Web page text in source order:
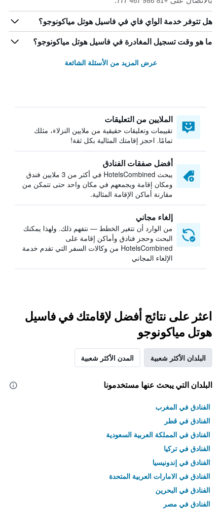
هل تتوفر خدمة الواي فاي في فاسيل هوتل مياكونوجو؟
ما هو وقت تسجيل المغادرة في فاسيل هوتل مياكونوجو؟
عرض المزيد من الأسئلة الشائعة
الملايين من التعليقات
تقييمات وتعليقات حقيقية من ملايين النزلاء، مثلك
تمامًا. احجز إقامتك المثالية بكل ثقة!
أفضل صفقات الفنادق
يبحث HotelsCombined في أكثر من 3 ملايين فندق
ومكان إقامة ويجمعهم في مكان واحد حتى تتمكن من
مقارنة أماكن الإقامة المثالية.
إلغاء مجاني
من الوارد أن تتغير الخطط — نتفهم ذلك. ولهذا يمكنك
البحث وحجز فنادق وأماكن إقامة على
HotelsCombined من وكالات السفر التي تقدم خدمة
الإلغاء المجاني
اعثر على نتائج أفضل لإقامتك في فاسيل
هوتل مياكونوجو
البلدان الأكثر شعبية المدن الأكثر شعبية
البلدان التي يبحث عنها مستخدمونا
الفنادق في المغرب
الفنادق في قطر
الفنادق في المملكة العربية السعودية
الفنادق في تركيا
الفنادق في إندونيسيا
الفنادق في الامارات العربية المتحدة
الفنادق في البحرين
الفنادق في مصر